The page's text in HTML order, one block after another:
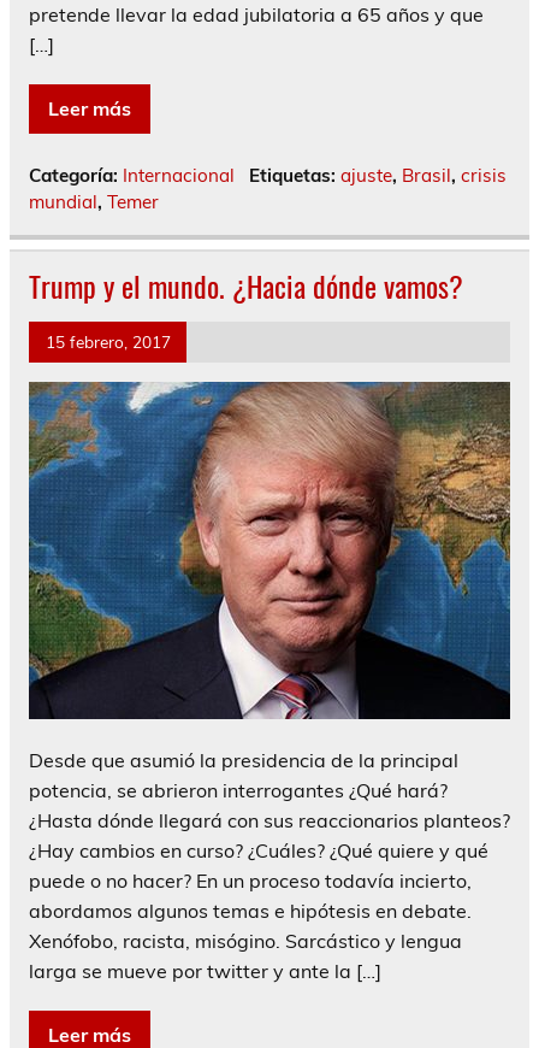
pretende llevar la edad jubilatoria a 65 años y que
[…]
Leer más
Categoría: Internacional Etiquetas: ajuste, Brasil, crisis
mundial, Temer
Trump y el mundo. ¿Hacia dónde vamos?
15 febrero, 2017
Desde que asumió la presidencia de la principal
potencia, se abrieron interrogantes ¿Qué hará?
¿Hasta dónde llegará con sus reaccionarios planteos?
¿Hay cambios en curso? ¿Cuáles? ¿Qué quiere y qué
puede o no hacer? En un proceso todavía incierto,
abordamos algunos temas e hipótesis en debate.
Xenófobo, racista, misógino. Sarcástico y lengua
larga se mueve por twitter y ante la […]
Leer más